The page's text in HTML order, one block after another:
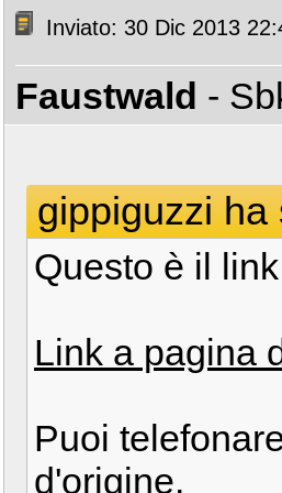
Inviato: 30 Dic 2013
Faustwald -
gippiguzzi ha
Questo è il
Link a pagina
Puoi
d'origine.